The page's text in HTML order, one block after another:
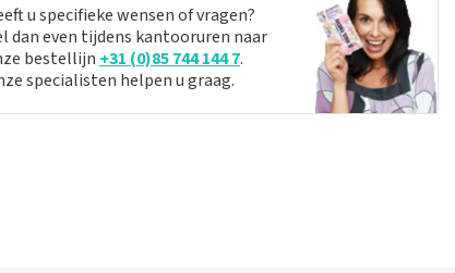
u specifieke wensen of vragen?
dan even tijdens kantooruren naar
bestellijn +31 (0)85 744 144 7.
specialisten helpen u graag.